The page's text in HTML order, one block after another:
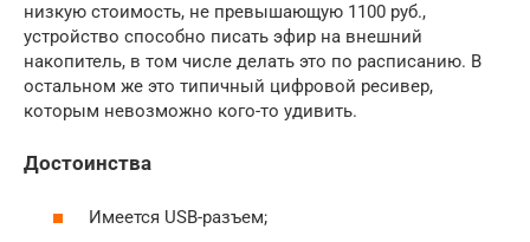
низкую стоимость, не превышающую 1100 руб.,
устройство способно писать эфир на внешний
накопитель, в том числе делать это по расписанию. В
остальном же это типичный цифровой ресивер,
которым невозможно кого-то удивить.
Достоинства
Имеется USB-разъем;